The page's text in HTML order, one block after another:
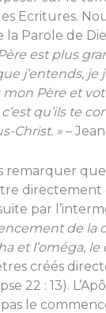
Ecritures.
Parole de
est plus
j’entends, je
mon Père et
qu’ils te
Christ. »– Jean
remarquer
directement
par
de la
et l’oméga,
créés
22 : 13).
le